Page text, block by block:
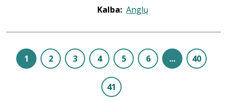
Kalba: Anglų
1 2 3 4 5 6 ... 40
41